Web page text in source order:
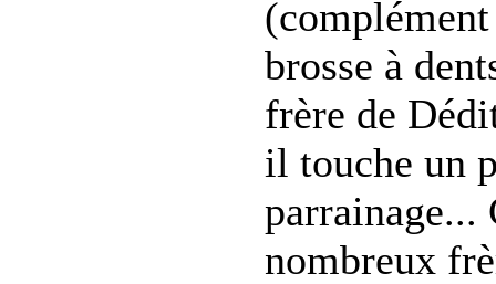
brosse à
frère de
il touche un
parrainage...
nombreux